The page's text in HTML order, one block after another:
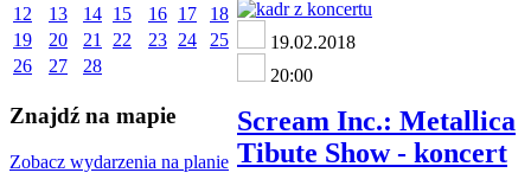
12
13 14 15 16 17
18
19
20 21 22 23 24
25
26
27 28
Znajdź na mapie
Zobacz wydarzenia na planie
19.02.2018
20:00
Scream Inc.: Metallica
Tibute Show - koncert